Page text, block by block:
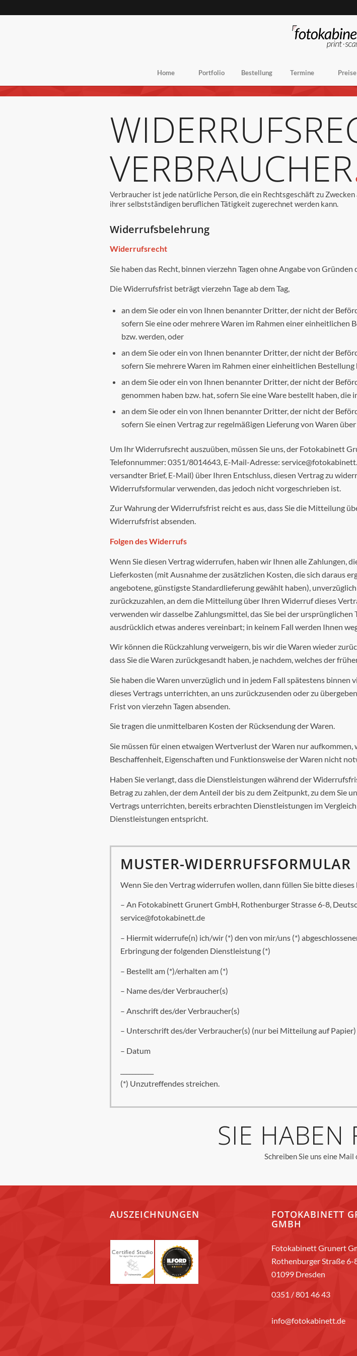
Home Portfolio Bestellung Termine Preise
VERBRAUCHER
Verbraucher ist jede natürliche Person, die ein Rechtsgeschäft zu
ihrer selbstständigen beruflichen Tätigkeit zugerechnet werden kann.
Widerrufsbelehrung
Widerrufsrecht
Sie haben das Recht, binnen vierzehn Tagen ohne Angabe von
Die Widerrufsfrist beträgt vierzehn Tage ab dem Tag,
an dem Sie oder ein von Ihnen benannter Dritter, der nicht der
sofern Sie eine oder mehrere Waren im Rahmen einer
bzw. werden, oder
an dem Sie oder ein von Ihnen benannter Dritter, der nicht der
sofern Sie mehrere Waren im Rahmen einer einheitlichen
an dem Sie oder ein von Ihnen benannter Dritter, der nicht der
genommen haben bzw. hat, sofern Sie eine Ware bestellt haben,
an dem Sie oder ein von Ihnen benannter Dritter, der nicht der
sofern Sie einen Vertrag zur regelmäßigen Lieferung von Waren
Um Ihr Widerrufsrecht auszuüben, müssen Sie uns, der Fotokabinett
Telefonnummer: 0351/8014643, E-Mail-Adresse:
versandter Brief, E-Mail) über Ihren Entschluss, diesen Vertrag zu
Widerrufsformular verwenden, das jedoch nicht vorgeschrieben ist.
Zur Wahrung der Widerrufsfrist reicht es aus, dass Sie die Mitteilung
Widerrufsfrist absenden.
Folgen des Widerrufs
Wenn Sie diesen Vertrag widerrufen, haben wir Ihnen alle Zahlungen,
Lieferkosten (mit Ausnahme der zusätzlichen Kosten, die sich daraus
angebotene, günstigste Standardlieferung gewählt haben),
zurückzuzahlen, an dem die Mitteilung über Ihren Widerruf dieses
verwenden wir dasselbe Zahlungsmittel, das Sie bei der
ausdrücklich etwas anderes vereinbart; in keinem Fall werden Ihnen
Wir können die Rückzahlung verweigern, bis wir die Waren wieder
dass Sie die Waren zurückgesandt haben, je nachdem, welches der
Sie haben die Waren unverzüglich und in jedem Fall spätestens binnen
dieses Vertrags unterrichten, an uns zurückzusenden oder zu
Frist von vierzehn Tagen absenden.
Sie tragen die unmittelbaren Kosten der Rücksendung der Waren.
Sie müssen für einen etwaigen Wertverlust der Waren nur
Beschaffenheit, Eigenschaften und Funktionsweise der Waren nicht
Haben Sie verlangt, dass die Dienstleistungen während der
Betrag zu zahlen, der dem Anteil der bis zu dem Zeitpunkt, zu dem Sie
Vertrags unterrichten, bereits erbrachten Dienstleistungen im
Dienstleistungen entspricht.
MUSTER-WIDERRUFSFORMULAR
Wenn Sie den Vertrag widerrufen wollen, dann füllen Sie bitte dieses
– An Fotokabinett Grunert GmbH, Rothenburger Strasse 6-8,
service@fotokabinett.de
– Hiermit widerrufe(n) ich/wir (*) den von mir/uns (*)
Erbringung der folgenden Dienstleistung (*)
– Bestellt am (*)/erhalten am (*)
– Name des/der Verbraucher(s)
– Anschrift des/der Verbraucher(s)
– Unterschrift des/der Verbraucher(s) (nur bei Mitteilung auf Papier)
– Datum
(*) Unzutreffendes streichen.
SIE HABEN
Schreiben Sie uns eine Mail
AUSZEICHNUNGEN FOTOKABINETT
GMBH
Fotokabinett Grunert
Rothenburger Straße 6-
01099 Dresden
0351 / 801 46 43
info@fotokabinett.de